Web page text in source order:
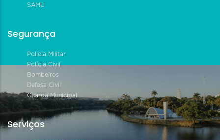
SAMU
Segurança
Polícia Militar
Polícia Civil
Bombeiros
Defesa Civil
Guarda Municipal
Serviços